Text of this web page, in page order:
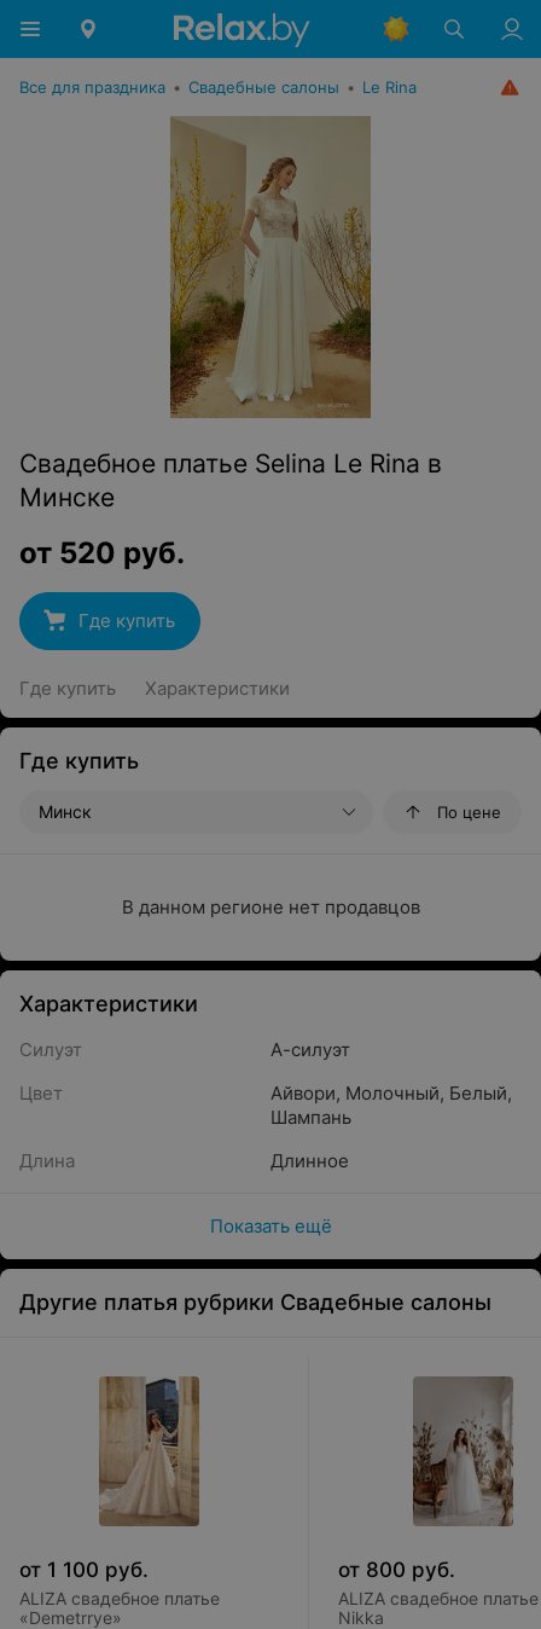
Все для праздника • Свадебные салоны • Le Rina
Свадебное платье Selina Le Rina в
Минске
от 520 руб.
Где купить
Где купить Характеристики
Где купить
Минск По цене
В данном регионе нет продавцов
Характеристики
Силуэт
А-силуэт
Цвет
Айвори, Молочный, Белый,
Шампань
Длина
Длинное
Показать ещё
Другие платья рубрики Свадебные салоны
от 1 100 руб.
ALIZA свадебное платье
«Demetrrye»
от 800 руб.
ALIZA свадебное платье
Nikka